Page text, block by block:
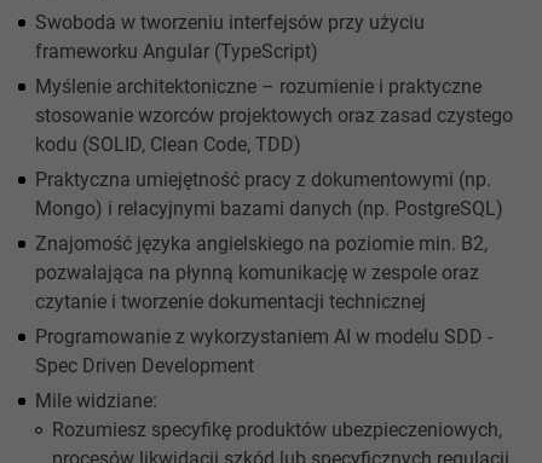
Swoboda w tworzeniu interfejsów przy użyciu
frameworku Angular (TypeScript)
Myślenie architektoniczne – rozumienie i praktyczne
stosowanie wzorców projektowych oraz zasad czystego
kodu (SOLID, Clean Code, TDD)
Praktyczna umiejętność pracy z dokumentowymi (np.
Mongo) i relacyjnymi bazami danych (np. PostgreSQL)
Znajomość języka angielskiego na poziomie min. B2,
pozwalająca na płynną komunikację w zespole oraz
czytanie i tworzenie dokumentacji technicznej
Programowanie z wykorzystaniem AI w modelu SDD -
Spec Driven Development
Mile widziane:
Rozumiesz specyfikę produktów ubezpieczeniowych,